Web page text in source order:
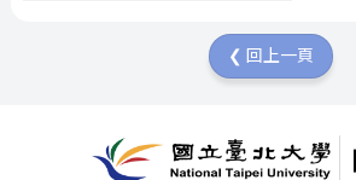
❮ 回上一頁